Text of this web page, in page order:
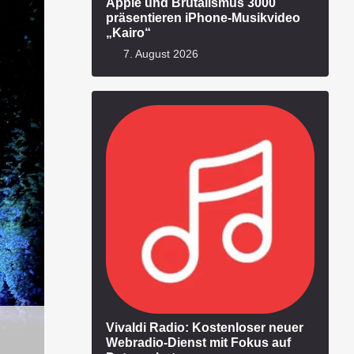
präsentieren iPhone-Musikvideo
„Kairo“
7. August 2026
Vivaldi Radio: Kostenloser neuer
Webradio-Dienst mit Fokus auf